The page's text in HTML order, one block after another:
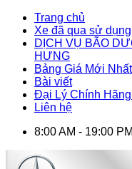
Trang chủ
Xe đã qua sử dụng
DỊCH VỤ BÃO
HƯNG
Bảng Giá Mới Nhất
Bài viết
Đại Lý Chính
Liên hệ
8:00 AM - 19:00 PM